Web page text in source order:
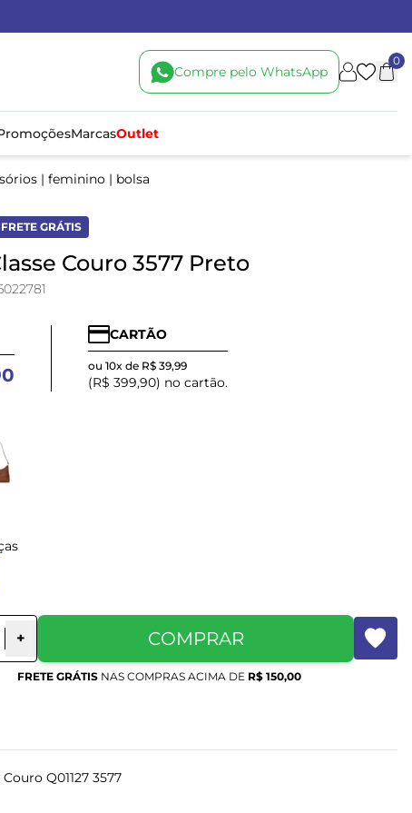
Compre pelo WhatsApp
0
MarcasOutlet
|feminino | bolsa
FRETE GRÁTIS
Couro 3577 Preto
CARTÃO
ou 10x de R$ 39,99
(R$ 399,90) no cartão.
+ COMPRAR
FRETE GRÁTIS NAS COMPRAS ACIMA DE R$ 150,00
Q01127 3577